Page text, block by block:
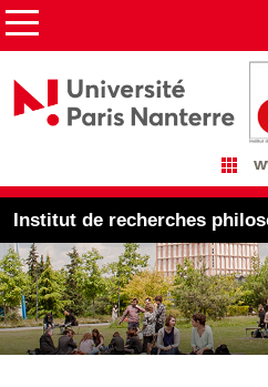
Institut de recherches